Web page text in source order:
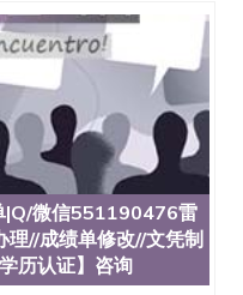
学历（ San Jose
学历（San Jose
学学历（San Jose
学历（San Jose
学（San Jose State
Jose State
Jose State
Jose State
证（San Jose State
证（San Jose State
证（San Jose State
Jose State
Jose State
|Q/微信551190476雷
理//成绩单修改//文凭制
历认证】咨询